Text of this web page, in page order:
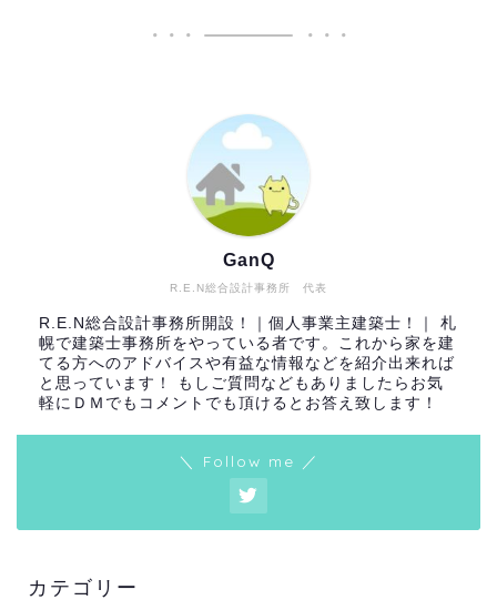
R.E.N総合設計事務所 代表
GanQ
R.E.N総合設計事務所開設！｜個人事業主建築士！｜ 札
幌で建築士事務所をやっている者です。これから家を建
てる方へのアドバイスや有益な情報などを紹介出来れば
と思っています！ もしご質問などもありましたらお気
軽にＤＭでもコメントでも頂けるとお答え致します！
＼ Follow me ／
カテゴリー